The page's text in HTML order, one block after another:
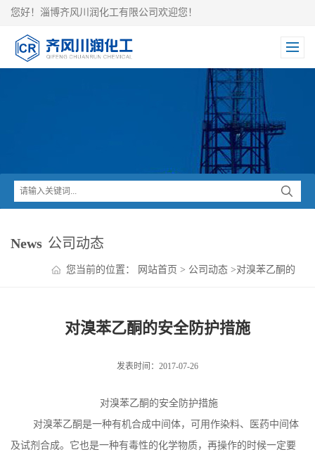
您好！淄博齐风川润化工有限公司欢迎您！
News 公司动态
您当前的位置： 网站首页 > 公司动态 >对溴苯乙酮的
对溴苯乙酮的安全防护措施
发表时间：2017-07-26
对溴苯乙酮的安全防护措施
对溴苯乙酮是一种有机合成中间体，可用作染料、医药中间体
及试剂合成。它也是一种有毒性的化学物质，再操作的时候一定要